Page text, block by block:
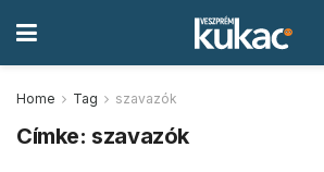
Home Tag szavazók
Címke: szavazók